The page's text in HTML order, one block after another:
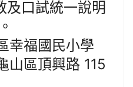
及口試統一說明
幸福國民小學
山區頂興路 115